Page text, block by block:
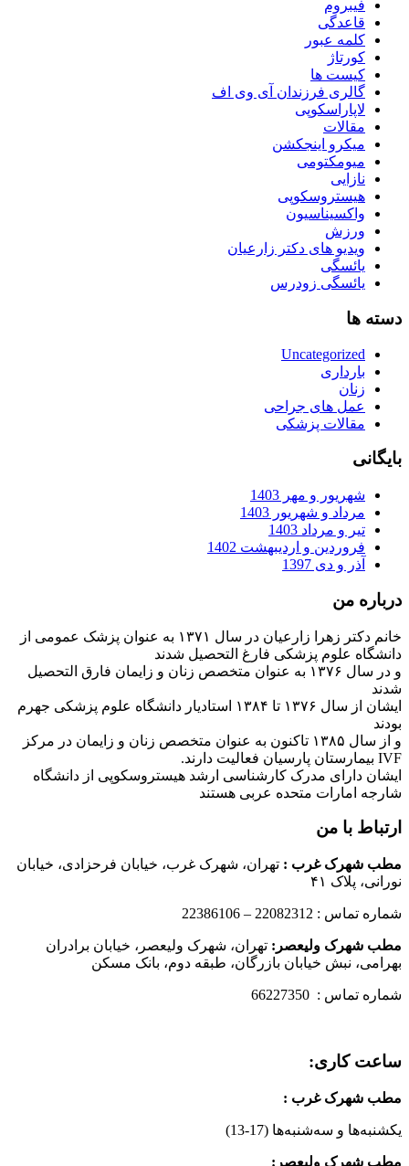
فیبروم
قاعدگی
کلمه عبور
کورتاژ
کیست ها
گالری فرزندان آی وی اف
لاپاراسکوپی
مقالات
میکرو اینجکشن
میومکتومی
نازایی
هیستروسکوپی
واکسیناسیون
ورزش
ویدیو های دکتر زارعیان
یائسگی
یائسگی زودرس
دسته ها
Uncategorized
بارداری
زنان
عمل های جراحی
مقالات پزشکی
بایگانی
شهریور و مهر 1403
مرداد و شهریور 1403
تیر و مرداد 1403
فروردین و اردیبهشت 1402
آذر و دی 1397
درباره من
خانم دکتر زهرا زارعیان در سال ۱۳۷۱ به عنوان پزشک عمومی از
دانشگاه علوم پزشکی فارغ التحصیل شدند
و در سال ۱۳۷۶ به عنوان متخصص زنان و زایمان فارق التحصیل
شدند
ایشان از سال ۱۳۷۶ تا ۱۳۸۴ استادیار دانشگاه علوم پزشکی جهرم
بودند
و از سال ۱۳۸۵ تاکنون به عنوان متخصص زنان و زایمان در مرکز
IVF بیمارستان پارسیان فعالیت دارند.
ایشان دارای مدرک کارشناسی ارشد هیستروسکوپی از دانشگاه
شارجه امارات متحده عربی هستند
ارتباط با من
مطب شهرک غرب : تهران، شهرک غرب، خیابان فرحزادی، خیابان
نورانی، پلاک ۴۱
شماره تماس : 22082312 – 22386106
مطب شهرک ولیعصر: تهران، شهرک ولیعصر، خیابان برادران
بهرامی، نبش خیابان بازرگان، طبقه دوم، بانک مسکن
شماره تماس : 66227350
ساعت کاری:
مطب شهرک غرب :
یکشنبه‌ها و سه‌شنبه‌ها (17-13)
مطب شهرک ولیعصر: